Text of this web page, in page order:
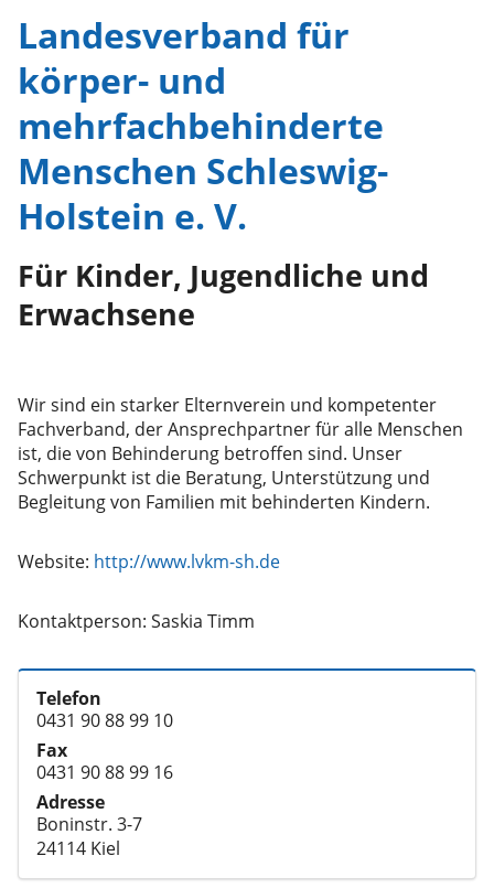
Landesverband für
körper- und
mehrfachbehinderte
Menschen Schleswig-
Holstein e. V.
Für Kinder, Jugendliche und
Erwachsene
Wir sind ein starker Elternverein und kompetenter
Fachverband, der Ansprechpartner für alle Menschen
ist, die von Behinderung betroffen sind. Unser
Schwerpunkt ist die Beratung, Unterstützung und
Website: http://www.lvkm-sh.de
Kontaktperson: Saskia Timm
Telefon
0431 90 88 99 10
Fax
0431 90 88 99 16
Adresse
Boninstr. 3-7
24114 Kiel